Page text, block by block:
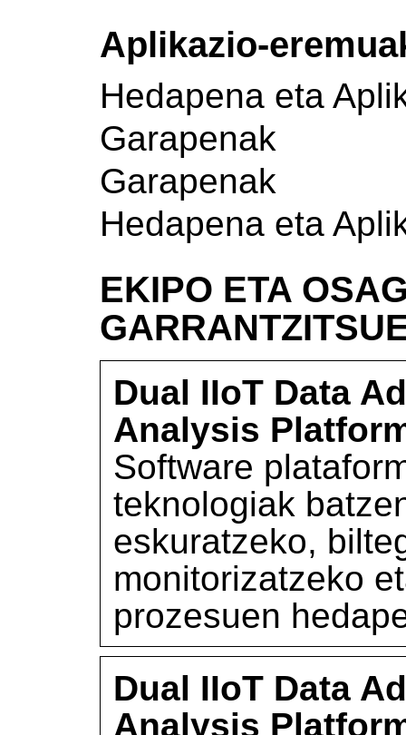
Aplikazio-
Hedapena eta
Garapenak
Garapenak
Hedapena eta
EKIPO ETA
Dual IIoT Data
Analysis
Software
teknologiak
eskuratzeko,
monitorizatzeko
prozesuen
Dual IIoT Data
Analysis